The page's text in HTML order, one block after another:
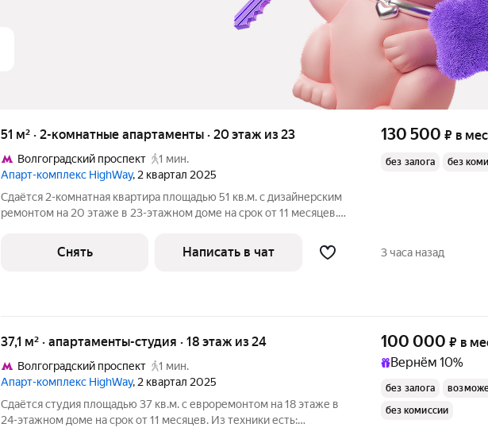
51 м² · 2-комнатные апартаменты · 20 этаж из 23
Волгоградский проспект
1 мин.
Апарт-комплекс HighWay, 2 квартал 2025
Сдаётся 2-комнатная квартира площадью 51 кв.м. с дизайнерским
ремонтом на 20 этаже в 23-этажном доме на срок от 11 месяцев.
Сушильная машина Холодильник Кондиционер Микроволновка
130 500 ₽ в
без залога без
Снять Написать в чат 3 часа назад
37,1 м² · апартаменты-студия · 18 этаж из 24
Волгоградский проспект
1 мин.
Апарт-комплекс HighWay, 2 квартал 2025
Сдаётся студия площадью 37 кв.м. с евроремонтом на 18 этаже в
24-этажном доме на срок от 11 месяцев. Из техники есть:
100 000 ₽ в
Вернём 10%
без залога
без комиссии